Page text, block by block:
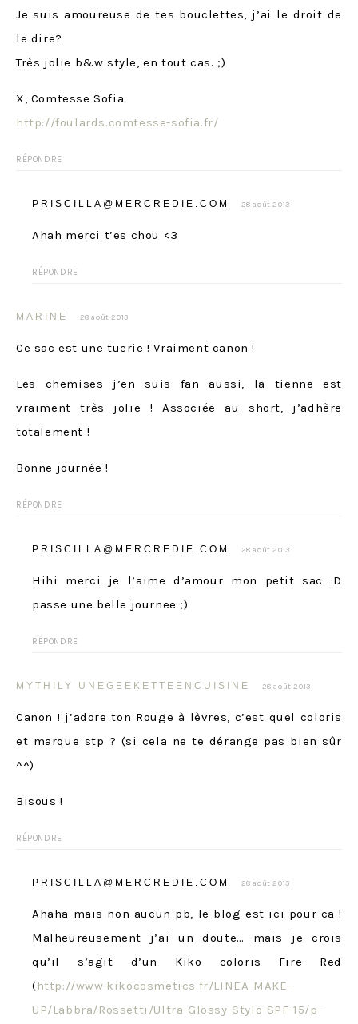
Je suis amoureuse de tes bouclettes, j’ai le droit de
le dire?
Très jolie b&w style, en tout cas. ;)
X, Comtesse Sofia.
http://foulards.comtesse-sofia.fr/
RÉPONDRE
PRISCILLA@MERCREDIE.COM 28 août 2013
Ahah merci t’es chou <3
RÉPONDRE
MARINE 28 août 2013
Ce sac est une tuerie ! Vraiment canon !
Les chemises j’en suis fan aussi, la tienne est
vraiment très jolie ! Associée au short, j’adhère
totalement !
Bonne journée !
RÉPONDRE
PRISCILLA@MERCREDIE.COM 28 août 2013
Hihi merci je l’aime d’amour mon petit sac :D
passe une belle journee ;)
RÉPONDRE
MYTHILY UNEGEEKETTEENCUISINE 28 août 2013
Canon ! j’adore ton Rouge à lèvres, c’est quel coloris
et marque stp ? (si cela ne te dérange pas bien sûr
^^)
Bisous !
RÉPONDRE
PRISCILLA@MERCREDIE.COM 28 août 2013
Ahaha mais non aucun pb, le blog est ici pour ca !
Malheureusement j’ai un doute… mais je crois
qu’il s’agit d’un Kiko coloris Fire Red
(http://www.kikocosmetics.fr/LINEA-MAKE-
UP/Labbra/Rossetti/Ultra-Glossy-Stylo-SPF-15/p-